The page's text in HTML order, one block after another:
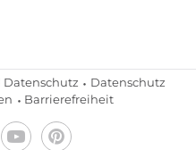
Datenschutz
Datenschutz
Barrierefreiheit